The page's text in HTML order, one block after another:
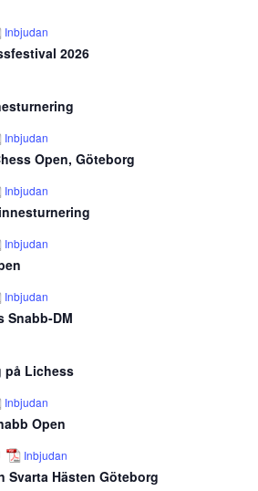
Inbjudan
2026
Inbjudan
Open, Göteborg
Inbjudan
Inbjudan
Inbjudan
Snabb-DM
på Lichess
Inbjudan
Open
Inbjudan
Svarta Hästen Göteborg